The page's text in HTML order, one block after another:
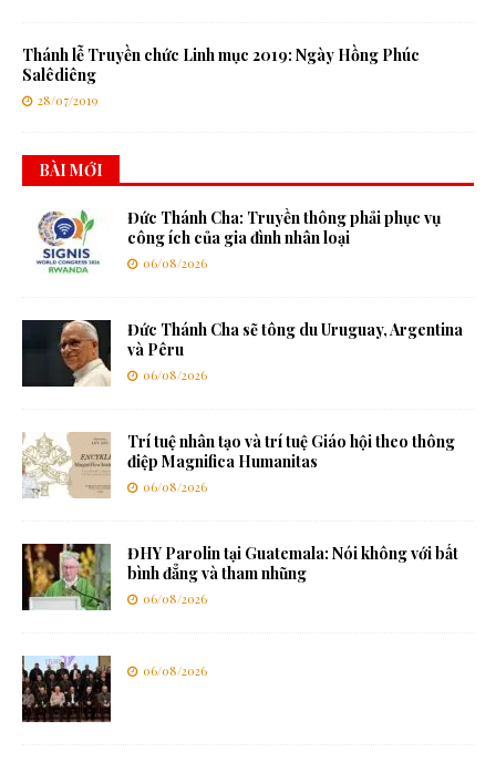
Thánh lễ Truyền chức Linh mục 2019: Ngày Hồng Phúc
Salêdiêng
28/07/2019
BÀI MỚI
Đức Thánh Cha: Truyền thông phải phục vụ
công ích của gia đình nhân loại
06/08/2026
Đức Thánh Cha sẽ tông du Uruguay, Argentina
và Pêru
06/08/2026
Trí tuệ nhân tạo và trí tuệ Giáo hội theo thông
điệp Magnifica Humanitas
06/08/2026
ĐHY Parolin tại Guatemala: Nói không với bất
bình đẳng và tham nhũng
06/08/2026
06/08/2026